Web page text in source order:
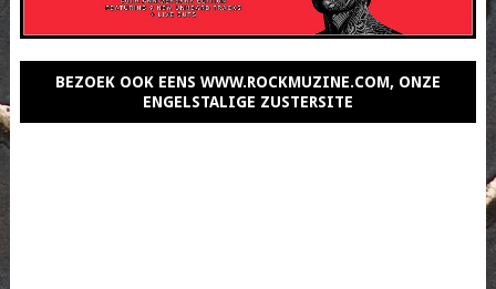
BEZOEK OOK EENS WWW.ROCKMUZINE.COM, ONZE
ENGELSTALIGE ZUSTERSITE